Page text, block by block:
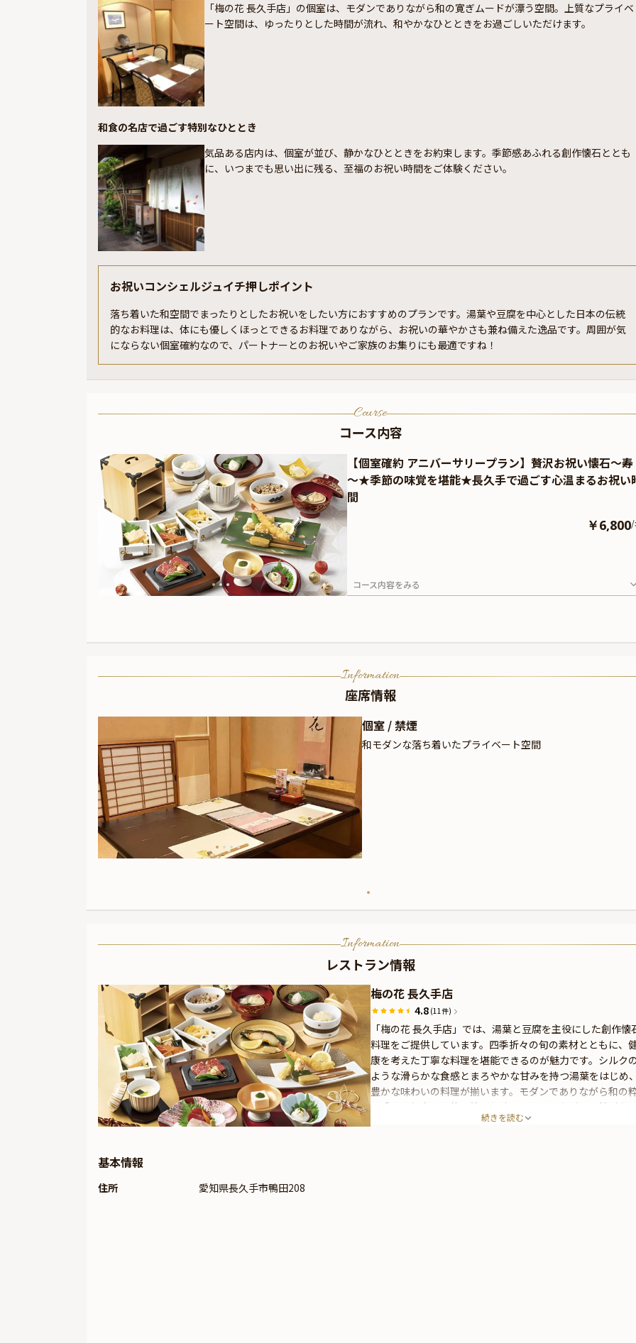
「梅の花 長久手店」の個室は、モダンでありながら和の寛ぎムードが漂う空間。上質なプライベ
ート空間は、ゆったりとした時間が流れ、和やかなひとときをお過ごしいただけます。
和食の名店で過ごす特別なひととき
気品ある店内は、個室が並び、静かなひとときをお約束します。季節感あふれる創作懐石ととも
に、いつまでも思い出に残る、至福のお祝い時間をご体験ください。
お祝いコンシェルジュイチ押しポイント
落ち着いた和空間でまったりとしたお祝いをしたい方におすすめのプランです。湯葉や豆腐を中心とした日本の伝統
的なお料理は、体にも優しくほっとできるお料理でありながら、お祝いの華やかさも兼ね備えた逸品です。周囲が気
にならない個室確約なので、パートナーとのお祝いやご家族のお集りにも最適ですね！
Course
コース内容
【個室確約 アニバーサリープラン】贅沢お祝い懐石～寿
～★季節の味覚を堪能★長久手で過ごす心温まるお祝い
間
￥6,800/
コース内容をみる
Information
座席情報
個室 / 禁煙
和モダンな落ち着いたプライベート空間
Information
レストラン情報
梅の花 長久手店
4.8 (11件)
「梅の花 長久手店」では、湯葉と豆腐を主役にした創作懐
料理をご提供しています。四季折々の旬の素材とともに、
康を考えた丁寧な料理を堪能できるのが魅力です。シルク
ような滑らかな食感とまろやかな甘みを持つ湯葉をはじめ
豊かな味わいの料理が揃います。モダンでありながら和の
を感じる個室で、落ち着いた時間を過ごしながら、特別な
とときを演出いたします。記念日のお祝いやお顔合わせ、
続きを読む
基本情報
住所 愛知県長久手市鴨田208